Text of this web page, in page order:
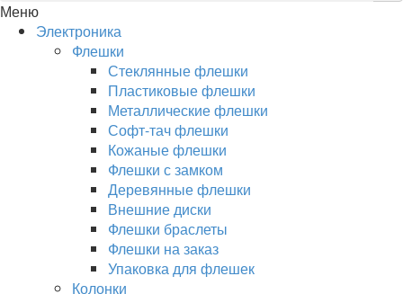
Меню
Электроника
Флешки
Стеклянные флешки
Пластиковые флешки
Металлические флешки
Софт-тач флешки
Кожаные флешки
Флешки с замком
Деревянные флешки
Внешние диски
Флешки браслеты
Флешки на заказ
Упаковка для флешек
Колонки